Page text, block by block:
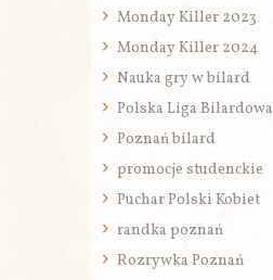
Monday Killer 2023
Monday Killer 2024
Nauka gry w bilard
Polska Liga Bilardowa
Poznań bilard
promocje studenckie
Puchar Polski Kobiet
randka poznań
Rozrywka Poznań